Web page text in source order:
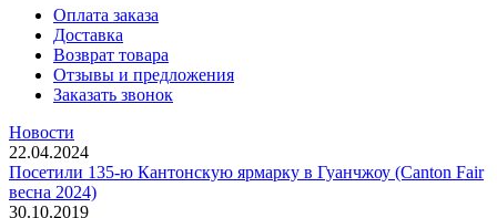
Оплата заказа
Доставка
Возврат товара
Отзывы и предложения
Заказать звонок
Новости
22.04.2024
Посетили 135-ю Кантонскую ярмарку в Гуанчжоу (Canton Fair
весна 2024)
30.10.2019